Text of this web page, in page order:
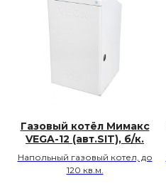
Газовый котёл Мимакс
VEGA-12 (авт.SIT), б/к.
Напольный газовый котел, до
120 кв.м.